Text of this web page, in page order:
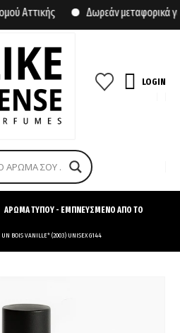
Αττικής Δωρεάν μεταφορικά για
LOGIN
ΑΡΩΜΑ ΤΥΠΟΥ - ΕΜΠΝΕΥΣΜΕΝΟ ΑΠΟ ΤΟ
UN BOIS VANILLE* (2003) UNISEX G144